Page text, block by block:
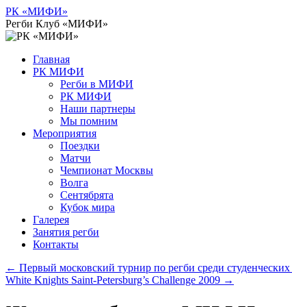
Перейти
к
содержимому
РК «МИФИ»
Регби Клуб «МИФИ»
Главная
РК МИФИ
Регби в МИФИ
РК МИФИ
Наши партнеры
Мы помним
Мероприятия
Поездки
Матчи
Чемпионат Москвы
Волга
Сентябрята
Кубок мира
Галерея
Занятия регби
Контакты
← Первый московский турнир по регби среди
White Knights Saint-Petersburg’s Challenge 2009 →